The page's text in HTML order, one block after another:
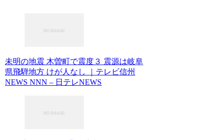
未明の地震 木曽町で震度３ 震源は岐阜
県飛騨地方 けが人なし ｜テレビ信州
NEWS NNN – 日テレNEWS